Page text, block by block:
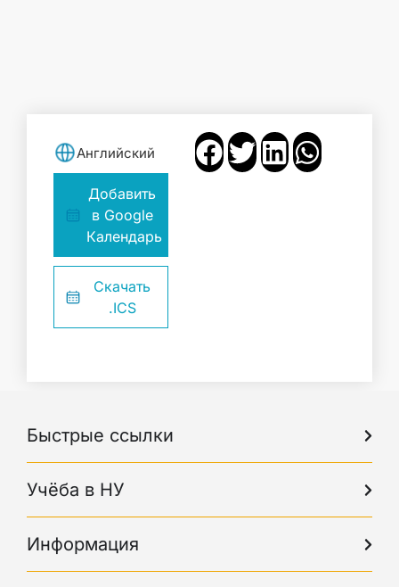
Английский
Добавить
в Google
Календарь
Скачать
.ICS
Быстрые ссылки
Учёба в НУ
Информация